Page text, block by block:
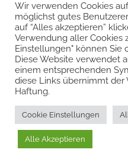
2017
2392 Sulz im Wienerwald
Tel.:0677 613 997 26| E-Mail:
Wir verwenden Cookies
möglichst gutes
auf “Alles akzeptieren”
Verwendung aller Cookies
Einstellungen" können Sie
Diese Website verwendet
einem entsprechenden
diese Links übernimmt
Haftung.
Cookie Einstellungen
Alle Akzeptieren